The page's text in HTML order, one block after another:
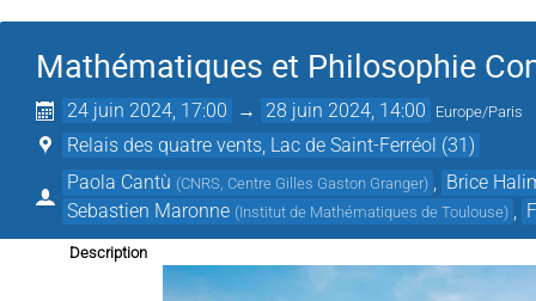
Mathématiques et Philosophie
24 juin 2024, 17:00 → 28 juin 2024, 14:00 Europe/Paris
Relais des quatre vents, Lac de Saint-Ferréol (31)
Paola Cantù (CNRS, Centre Gilles Gaston Granger)
Brice
Sebastien Maronne (Institut de Mathématiques de Toulouse)
Description